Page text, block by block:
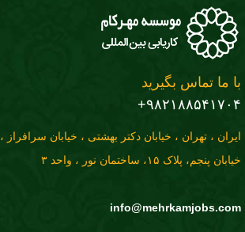
با ما تماس بگیرید
۹۸۲۱۸۸۵۴۱۷۰۴+
ایران ، تهران ، خیابان دکتر بهشتی ، خیابان سرافراز ،
خیابان پنجم، پلاک ۱۵، ساختمان نور ، واحد ۳
info@mehrkamjobs.com